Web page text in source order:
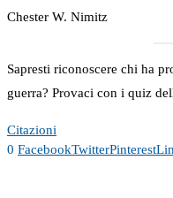
Chester W. Nimitz
Sapresti riconoscere chi ha
guerra? Provaci con i quiz
Citazioni
0 FacebookTwitterPinterest